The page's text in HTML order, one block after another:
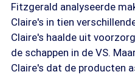
Fitzgerald analyseerde
Claire's in tien
Claire's haalde uit
de schappen in de VS.
Claire's dat de producten